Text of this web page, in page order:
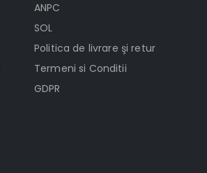
ANPC
SOL
Politica de livrare şi retur
Termeni si Conditii
GDPR